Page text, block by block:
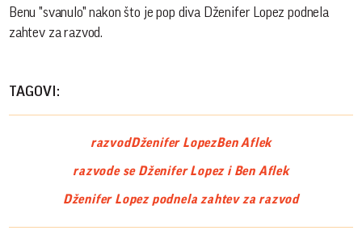
Benu "svanulo" nakon što je pop diva Dženifer Lopez podnela
zahtev za razvod.
TAGOVI:
razvodDženifer LopezBen Aflek
razvode se Dženifer Lopez i Ben Aflek
Dženifer Lopez podnela zahtev za razvod